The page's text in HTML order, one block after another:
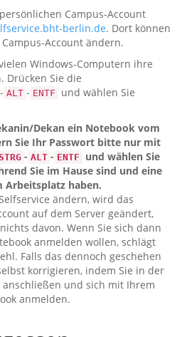
Campus-Account
berlin.de. Dort können
Account ändern.
Windows-Computern ihre
Drücken Sie die
- ALT - ENTF
und wählen Sie
Dekan ein Notebook vom
Sie Ihr Passwort bitte nur mit
- ALT - ENTF
und wählen Sie
Sie im Hause sind und eine
Arbeitsplatz haben.
ändern, wird das
auf dem Server geändert,
davon. Wenn Sie sich dann
anmelden wollen, schlägt
Falls das dennoch geschehen
korrigieren, indem Sie in der
anschließen und sich mit Ihrem
anmelden.